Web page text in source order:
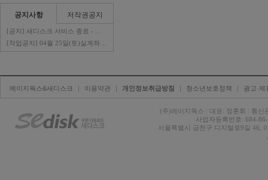
공지사항 저작권공지
에이지웍스&새디스크 | 이용약관 | 개인정보취급방침 | 청소년보호정책 | 광고·제
(주)에이지웍스 대표: 정훈휘
통신
사업자등록번호: 684-
서울특별시 금천구 디지털로9길 46,